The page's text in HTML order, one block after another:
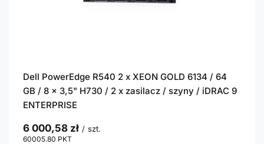
Dell PowerEdge R540 2 x XEON GOLD 6134 / 64
GB / 8 x 3,5" H730 / 2 x zasilacz / szyny / iDRAC 9
ENTERPRISE
6 000,58 zł / szt.
60005.80 PKT